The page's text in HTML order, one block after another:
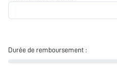
Durée de remboursement :